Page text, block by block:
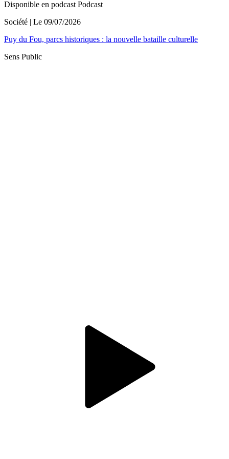
Disponible en podcast Podcast
Société | Le 09/07/2026
Puy du Fou, parcs historiques : la nouvelle bataille culturelle
Sens Public